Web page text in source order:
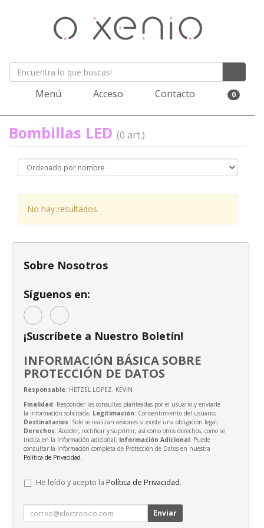
Menú Acceso Contacto 0
Bombillas LED (0 art.)
No hay resultados.
Sobre Nosotros
Síguenos en:
¡Suscríbete a Nuestro Boletín!
INFORMACIÓN BÁSICA SOBRE
PROTECCIÓN DE DATOS
Responsable: HETZEL LOPEZ, KEVIN
Finalidad: Responder las consultas planteadas por el usuario y enviarle
la información solicitada; Legitimación: Consentimiento del usuario;
Destinatarios: Solo se realizan cesiones si existe una obligación legal;
Derechos: Acceder, rectificar y suprimir, así como otros derechos, como se
indica en la información adicional; Información Adicional: Puede
consultar la información completa de Protección de Datos en nuestra
Política de Privacidad.
He leído y acepto la Política de Privacidad.
Enviar